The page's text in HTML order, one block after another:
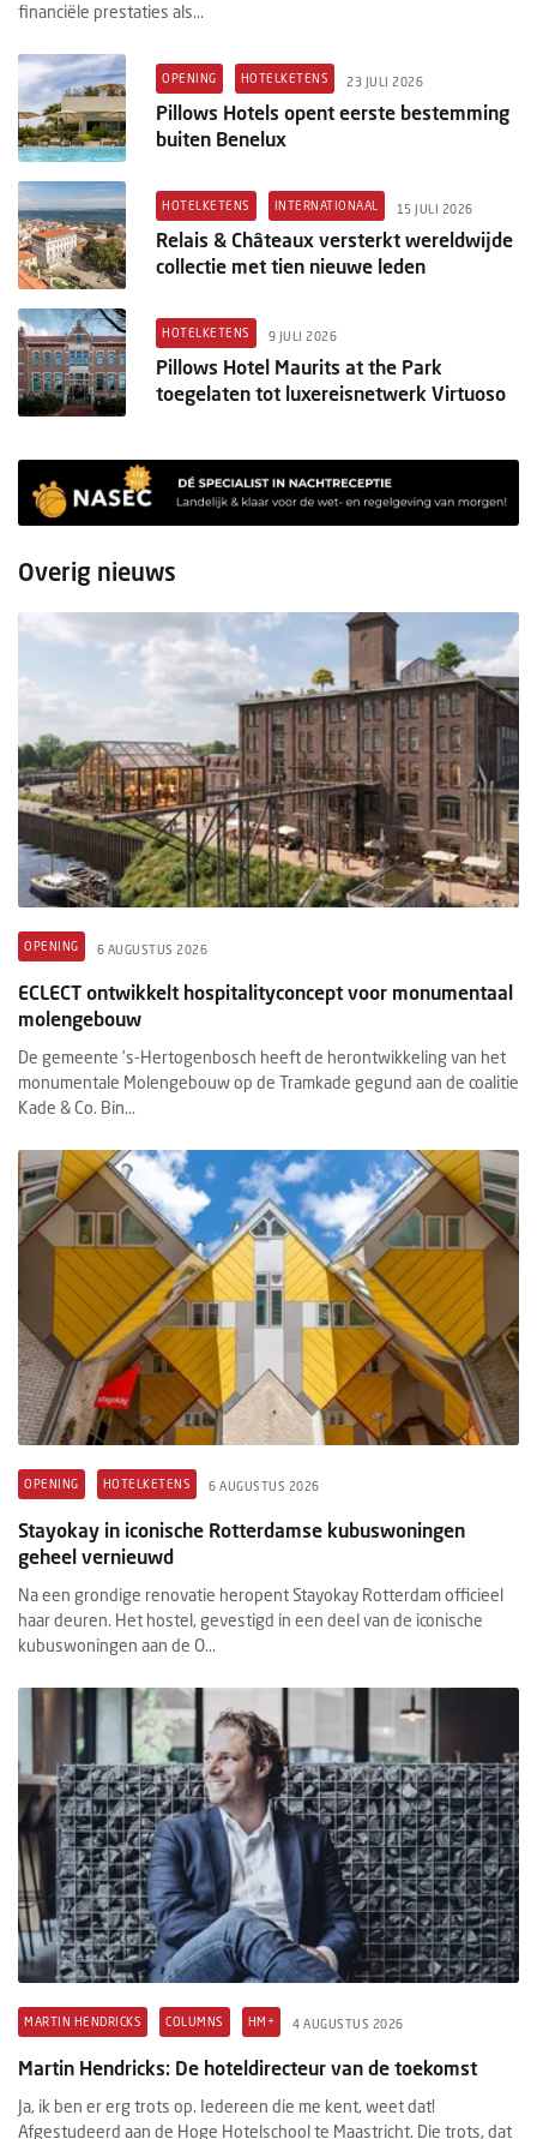
financiële prestaties als...
OPENING HOTELKETENS 23 JULI 2026
Pillows Hotels opent eerste bestemming
buiten Benelux
HOTELKETENS INTERNATIONAAL 15 JULI 2026
Relais & Châteaux versterkt wereldwijde
collectie met tien nieuwe leden
HOTELKETENS 9 JULI 2026
Pillows Hotel Maurits at the Park
toegelaten tot luxereisnetwerk Virtuoso
Overig nieuws
OPENING 6 AUGUSTUS 2026
ECLECT ontwikkelt hospitalityconcept voor monumentaal
molengebouw
De gemeente ’s-Hertogenbosch heeft de herontwikkeling van het
monumentale Molengebouw op de Tramkade gegund aan de coalitie
Kade & Co. Bin...
OPENING HOTELKETENS 6 AUGUSTUS 2026
Stayokay in iconische Rotterdamse kubuswoningen
geheel vernieuwd
Na een grondige renovatie heropent Stayokay Rotterdam officieel
haar deuren. Het hostel, gevestigd in een deel van de iconische
kubuswoningen aan de O...
MARTIN HENDRICKS COLUMNS HM+ 4 AUGUSTUS 2026
Martin Hendricks: De hoteldirecteur van de toekomst
Ja, ik ben er erg trots op. Iedereen die me kent, weet dat!
Afgestudeerd aan de Hoge Hotelschool te Maastricht. Die trots, dat